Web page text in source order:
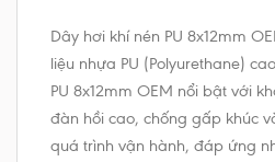
Dây hơi khí nén PU 8x12mm
liệu nhựa PU (Polyurethane)
PU 8x12mm OEM nổi bật với
đàn hồi cao, chống gấp khúc
quá trình vận hành, đáp ứng